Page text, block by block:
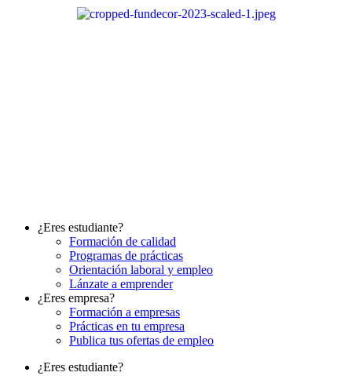
¿Eres estudiante?
Formación de calidad
Programas de prácticas
Orientación laboral y empleo
Lánzate a emprender
¿Eres empresa?
Formación a empresas
Prácticas en tu empresa
Publica tus ofertas de empleo
¿Eres estudiante?